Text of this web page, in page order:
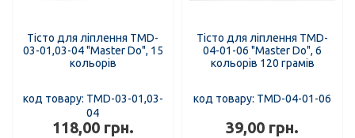
Тісто для ліплення TMD-
03-01,03-04 "Master Do", 15
кольорів
код товару: TMD-03-01,03-
04
118,00 грн.
Тісто для ліплення TMD-
04-01-06 "Master Do", 6
кольорів 120 грамів
код товару: TMD-04-01-06
39,00 грн.